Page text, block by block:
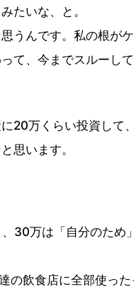
たいな、と。
うんです。私の根が
て、今までスルーし
20万くらい投資して
思います。
30万は「自分のため
の飲食店に全部使っ